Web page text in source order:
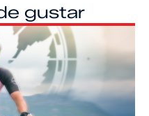
gustar